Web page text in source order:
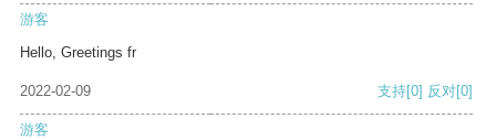
游客
Hello, Greetings fr
2022-02-09 支持[0] 反对[0]
游客